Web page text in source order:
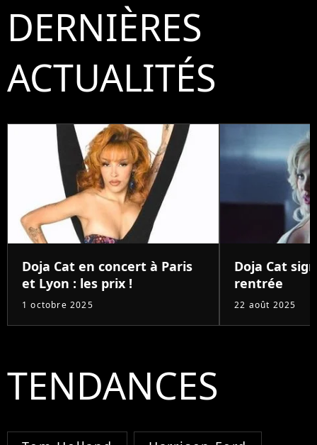
DERNIÈRES
ACTUALITÉS
Doja Cat en concert à Paris
et Lyon : les prix !
1 octobre 2025
Doja Cat
rentrée
22 août 2025
TENDANCES